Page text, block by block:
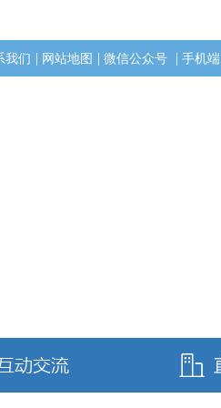
我们 | 网站地图 | 微信公众号 | 手机端